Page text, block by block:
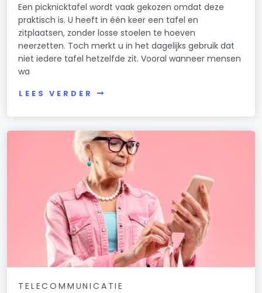
Een picknicktafel wordt vaak gekozen omdat deze
praktisch is. U heeft in één keer een tafel en
zitplaatsen, zonder losse stoelen te hoeven
neerzetten. Toch merkt u in het dagelijks gebruik dat
niet iedere tafel hetzelfde zit. Vooral wanneer mensen
wa
LEES VERDER
TELECOMMUNICATIE